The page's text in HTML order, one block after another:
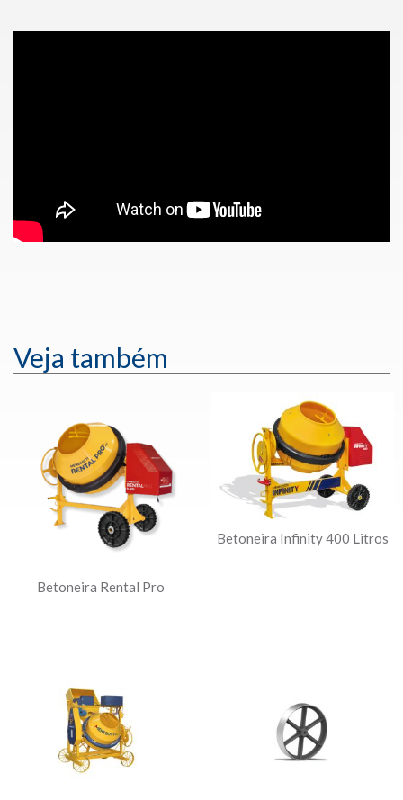
Veja também
Betoneira Rental Pro
Betoneira Infinity 400 Litros